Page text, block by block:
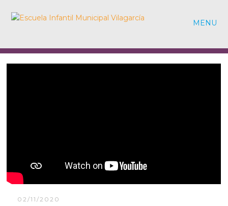
MENU
02/11/2020